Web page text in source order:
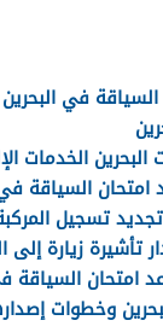
في البحرين
البحرين الخدمات
السياقة في
تسجيل
زيارة إلى
امتحان السياقة
وخطوات إصدارها